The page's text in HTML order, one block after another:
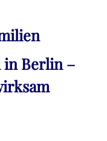
in Berlin –